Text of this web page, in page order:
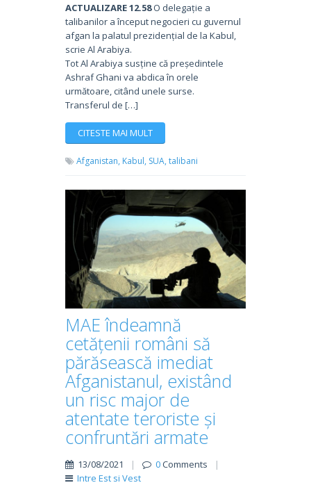
ACTUALIZARE 12.58O delegație a
talibanilor a început negocieri cu guvernul
afgan la palatul prezidențial de la Kabul,
scrie Al Arabiya.
Tot Al Arabiya susține că președintele
Ashraf Ghani va abdica în orele
următoare, citând unele surse.
Transferul de […]
CITESTE MAI MULT
Afganistan, Kabul, SUA, talibani
MAE îndeamnă
cetățenii români să
părăsească imediat
Afganistanul, existând
un risc major de
atentate teroriste și
confruntări armate
13/08/2021 | 0Comments
|
Intre Est si Vest